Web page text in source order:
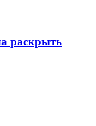
раскрыть